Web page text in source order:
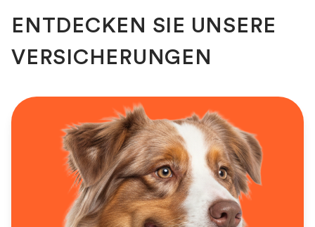
ENTDECKEN SIE UNSERE
VERSICHERUNGEN